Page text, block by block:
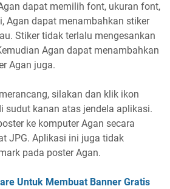
dapat memilih font, ukuran font,
Agan dapat menambahkan stiker
Stiker tidak terlalu mengesankan
Agan dapat menambahkan
Agan juga.
silakan dan klik ikon
sudut kanan atas jendela aplikasi.
ke komputer Agan secara
JPG. Aplikasi ini juga tidak
pada poster Agan.
Untuk Membuat Banner Gratis